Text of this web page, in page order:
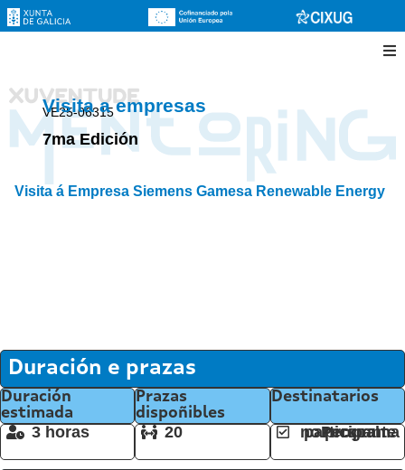
Visita a empresas
VE25-06315
7ma Edición
Visita á Empresa Siemens Gamesa Renewable Energy
Duración e prazas
Duración
estimada
3 horas
Prazas
dispoñibles
20
Destinatarios
Persoal participante no programa